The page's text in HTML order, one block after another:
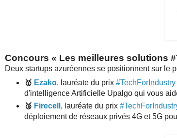
Concours « Les meilleures solutions
Deux startups azuréennes se positionnent sur le
🥇 Ezako, lauréate du prix
d'intelligence Artificielle Upalgo qui vous
🥉 Firecell , lauréate du prix
déploiement de réseaux privés 4G et 5G